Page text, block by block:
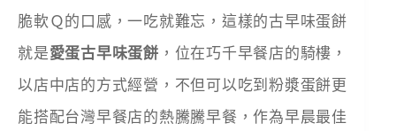
脆軟Ｑ的口感，一吃就難忘，這樣的古早味蛋餅
就是愛蛋古早味蛋餅 ，位在巧千早餐店的騎樓，
以店中店的方式經營，不但可以吃到粉漿蛋餅更
能搭配台灣早餐店的熱騰騰早餐，作為早晨最佳